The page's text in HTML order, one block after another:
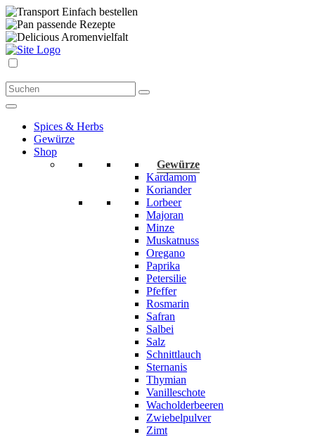
Einfach bestellen
passende Rezepte
Aromenvielfalt
Spices & Herbs
Gewürze
Shop
Gewürze
Kardamom
Koriander
Lorbeer
Majoran
Minze
Muskatnuss
Oregano
Paprika
Petersilie
Pfeffer
Rosmarin
Safran
Salbei
Salz
Schnittlauch
Sternanis
Thymian
Vanilleschote
Wacholderbeeren
Zwiebelpulver
Zimt